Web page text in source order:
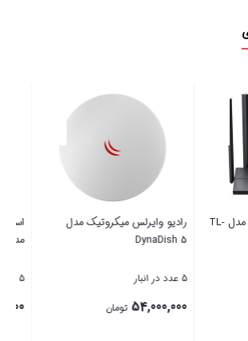
مدل
اسپیکر بلوتوثی قابل حمل ناو گو
مدل Stone M1
5 عدد در انبار
4,200,000